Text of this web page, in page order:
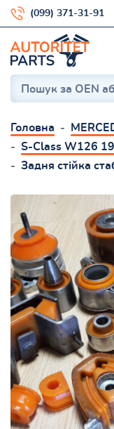
(099) 371-31-91
Головна
S-Class W126
Задня стійка